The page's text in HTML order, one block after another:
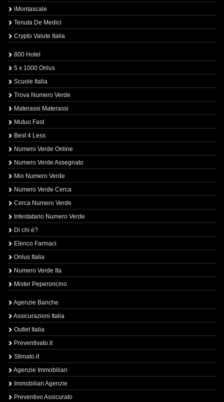
iMontascale
Tenuta De Medici
Crypto Valute Italia
800 Hotel
5 x 1000 Onlus
Scuole Italia
Trova Numero Verde
Materassi Materassi
Mutuo Fast
Best 4 Less
Numero Verde Online
Numero Verde Assegnato
Mio Numero Verde
Numero Verde Cerca
Cerca Numero Verde
Intestatario Numero Verde
Di chi è?
Elenco Farmaci
Onlus Italia
Numero Verde Ita
Mister Peperoncino
Agenzie Banche
Assicurazioni Italia
Outlet Italia
Preventivato.it
Stimato.it
Agenzie Immobiliari
Immobiliari Agenzie
Preventivo Assicurato